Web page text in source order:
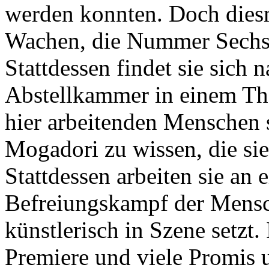
werden konnten. Doch
Wachen, die Nummer
Stattdessen findet sie sich
Abstellkammer in einem
hier arbeitenden
Mogadori zu wissen, die
Stattdessen arbeiten sie an
Befreiungskampf der
künstlerisch in Szene
Premiere und viele Promis